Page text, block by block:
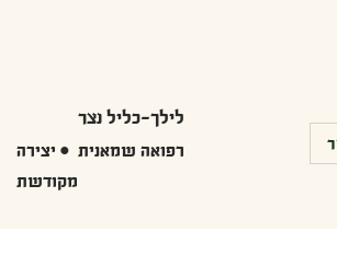
לילך-כליל נצר
רפואה שמאנית • יצירה
מקודשת